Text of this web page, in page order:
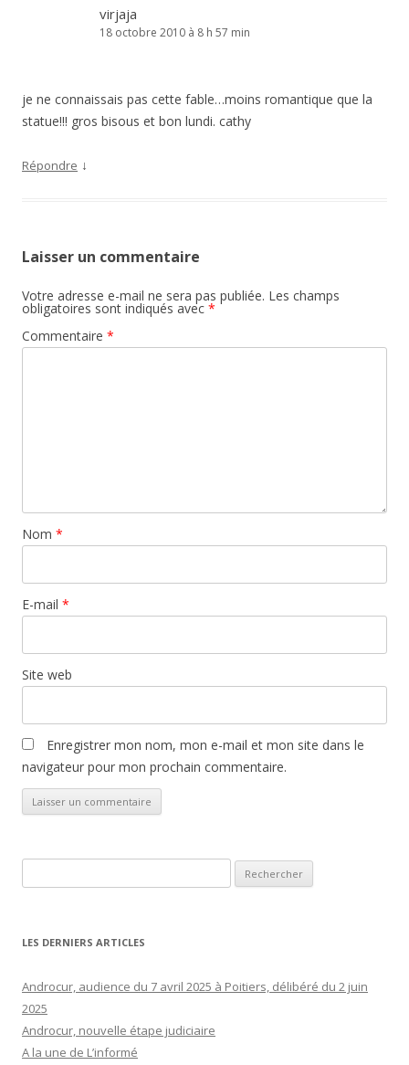
virjaja
18 octobre 2010 à 8 h 57 min
je ne connaissais pas cette fable…moins romantique que la
statue!!! gros bisous et bon lundi. cathy
Répondre ↓
Laisser un commentaire
Votre adresse e-mail ne sera pas publiée. Les champs
obligatoires sont indiqués avec *
Commentaire *
Nom *
E-mail *
Site web
Enregistrer mon nom, mon e-mail et mon site dans le
navigateur pour mon prochain commentaire.
LES DERNIERS ARTICLES
Androcur, audience du 7 avril 2025 à Poitiers, délibéré du 2 juin
2025
Androcur, nouvelle étape judiciaire
A la une de L’informé